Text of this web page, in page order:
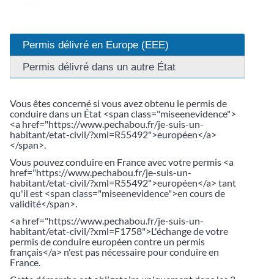
Permis délivré en Europe (EEE)
Permis délivré dans un autre État
Vous êtes concerné si vous avez obtenu le permis de
conduire dans un État <span class="miseenevidence">
<a href="https://www.pechabou.fr/je-suis-un-
habitant/etat-civil/?xml=R55492">européen</a>
</span>.
Vous pouvez conduire en France avec votre permis <a
href="https://www.pechabou.fr/je-suis-un-
habitant/etat-civil/?xml=R55492">européen</a> tant
qu'il est <span class="miseenevidence">en cours de
validité</span>.
<a href="https://www.pechabou.fr/je-suis-un-
habitant/etat-civil/?xml=F1758">L'échange de votre
permis de conduire européen contre un permis
français</a> n'est pas nécessaire pour conduire en
France.